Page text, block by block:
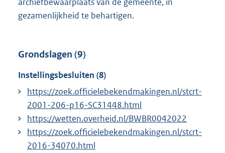
gezamenlijkheid te behartigen.
Grondslagen (9)
Instellingsbesluiten (8)
https://zoek.officielebekendmakingen.nl/stcrt-
2001-206-p16-SC31448.html
https://wetten.overheid.nl/BWBR0042022
https://zoek.officielebekendmakingen.nl/stcrt-
2016-34070.html